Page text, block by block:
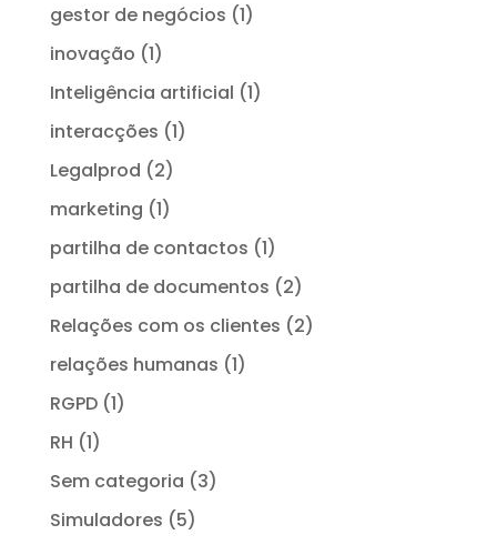
gestor de negócios (1)
inovação (1)
Inteligência artificial (1)
interacções (1)
Legalprod (2)
marketing (1)
partilha de contactos (1)
partilha de documentos (2)
Relações com os clientes (2)
relações humanas (1)
RGPD(1)
RH (1)
Sem categoria (3)
Simuladores (5)